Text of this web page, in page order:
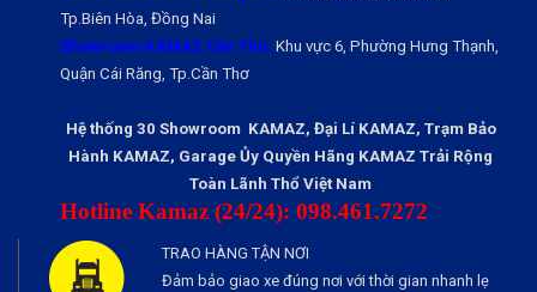
Tp.Biên Hòa, Đồng Nai
Showroom KAMAZ Cần Thơ: Khu vực 6, Phường Hưng Thạnh,
Quận Cái Răng, Tp.Cần Thơ
Hệ thống 30 Showroom KAMAZ, Đại Lí KAMAZ, Trạm Bảo
Hành KAMAZ, Garage Ủy Quyền Hãng KAMAZ Trải Rộng
Toàn Lãnh Thổ Việt Nam
Hotline Kamaz (24/24): 098.461.7272
TRAO HÀNG TẬN NƠI
Đảm bảo giao xe đúng nơi với thời gian nhanh lẹ